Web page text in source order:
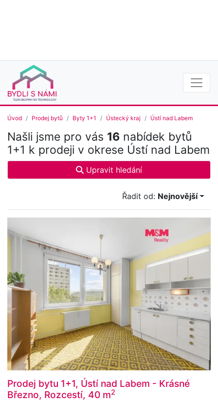
Úvod Prodej bytů Byty 1+1 Ústecký kraj Ústí nad Labem
Našli jsme pro vás 16 nabídek bytů
1+1 k prodeji v okrese Ústí nad Labem
Upravit hledání
Řadit od: Nejnovější
Prodej bytu 1+1, Ústí nad Labem - Krásné
Březno, Rozcestí, 40 m2